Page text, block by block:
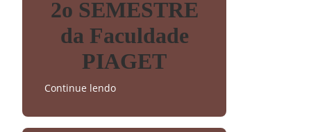
2o SEMESTRE
da Faculdade
PIAGET
Continue lendo